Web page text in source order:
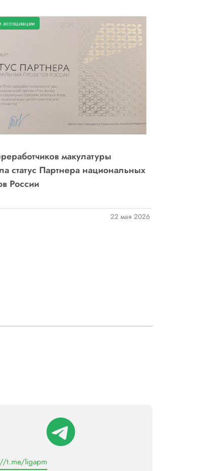
ассоциации
макулатуры
статус Партнера национальных
России
22 мая 2026
t.me/ligapm